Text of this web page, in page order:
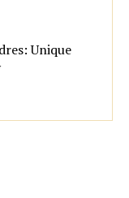
Unique